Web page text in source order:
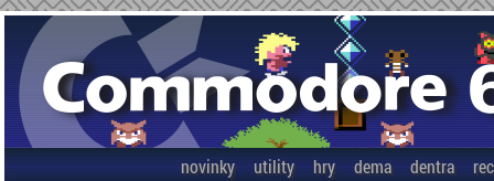
novinky utility hry dema dentra